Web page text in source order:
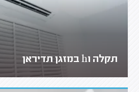
תקלה h1 במזגן תדיראן